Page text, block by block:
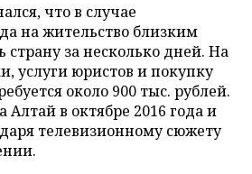
что в случае
на жительство близким
страну за несколько дней. На
услуги юристов и покупку
около 900 тыс. рублей.
Алтай в октябре 2016 года и
телевизионному сюжету